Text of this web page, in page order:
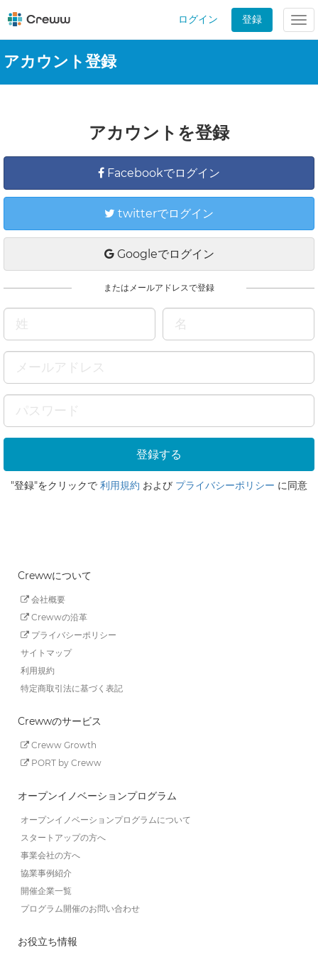
ログイン 登録
アカウント登録
アカウントを登録
Facebookでログイン
twitterでログイン
Googleでログイン
またはメールアドレスで登録
"登録"をクリックで 利用規約 および プライバシーポリシー に同意
Crewwについて
会社概要
Crewwの沿革
プライバシーポリシー
サイトマップ
利用規約
特定商取引法に基づく表記
Crewwのサービス
Creww Growth
PORT by Creww
オープンイノベーションプログラム
オープンイノベーションプログラムについて
スタートアップの方へ
事業会社の方へ
協業事例紹介
開催企業一覧
プログラム開催のお問い合わせ
お役立ち情報